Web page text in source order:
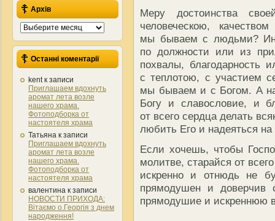
Архів
Архів
Останні коментарії
kentк записи
Приглашаем вдохнуть
аромат лета возле
нашего храма.
Фотоподборка от
настоятеля храма
Татьяна к записи
Приглашаем вдохнуть
аромат лета возле
нашего храма.
Фотоподборка от
настоятеля храма
валентина к записи
НОВОСТИ ПРИХОДА:
Вітаємо о.Георгія з днем
народження!
Меру достоинства
человеческою,
мы бываем с людьми?
по должности или из
похвалы, благодарность
с теплотою, с участием
мы бываем и с Богом. А
Богу и славословие, и
от всего сердца делать
любить Его и надеяться на
Если хочешь, чтобы
молитве, старайся от
искренно и отнюдь не
прямодушен и доверчив
прямодушие и искреннюю